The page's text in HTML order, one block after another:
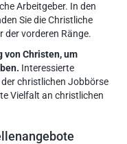
Arbeitgeber. In den
Sie die Christliche
der vorderen Ränge.
von Christen, um
Interessierte
christlichen Jobbörse
Vielfalt an christlichen